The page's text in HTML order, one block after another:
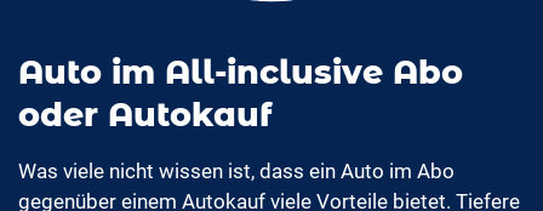
Auto im All-inclusive Abo
oder Autokauf
Was viele nicht wissen ist, dass ein Auto im Abo
gegenüber einem Autokauf viele Vorteile bietet. Tiefere